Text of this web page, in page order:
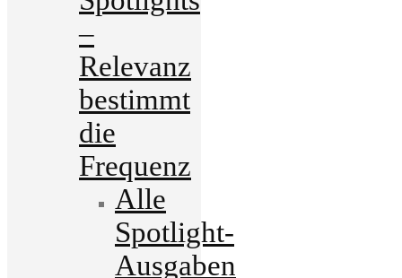
–
Relevanz
bestimmt
die
Frequenz
Alle
Spotlight-
Ausgaben